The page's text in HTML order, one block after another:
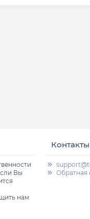
Вы
нам
Контакты
Обратная